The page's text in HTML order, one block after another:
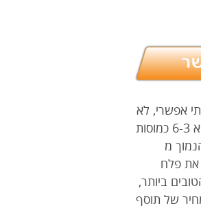
אפשרי, לא
ניתן לספק לגוף את כל הדרוש לו במנה אחת. במילים אחרות,”עובדים עליכם בעיניים”. המינון המומלץ של תוספים איכותיים הוא 6-3 כמוסות
לקבל 1,000 כמוסות במחיר הנמוך מ
את פלח
ביותר,
של תוסף